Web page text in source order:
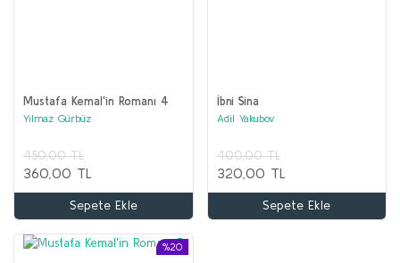
Mustafa Kemal'in Romanı 4
Yılmaz Gürbüz
450,00 TL
360,00 TL
Sepete Ekle
İbni Sina
Adil Yakubov
400,00 TL
320,00 TL
Sepete Ekle
%20